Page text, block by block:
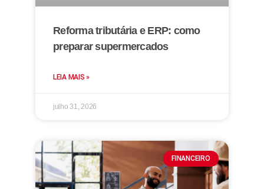
Reforma tributária e ERP: como
preparar supermercados
LEIA MAIS »
julho 31, 2026
FINANCEIRO